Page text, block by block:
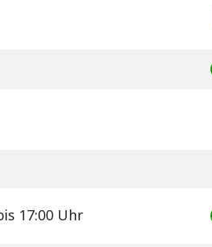
17:00 Uhr